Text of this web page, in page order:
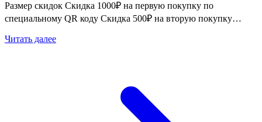
Размер скидок Скидка 1000₽ на первую покупку по
специальному QR коду Скидка 500₽ на вторую покупку…
Читать далее